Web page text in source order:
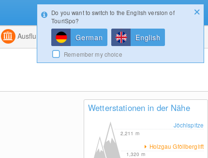
Kombiniert
Ausflugsziele Magazin
Wetterstationen in der Nähe
Jöchlspitze
2,211 m
Holzgau Gföllberglift
1,320 m
Login
Do you want to switch to the English version of
TouriSpo?
German English
Remember my choice
Konfigurator Gewinnspiele